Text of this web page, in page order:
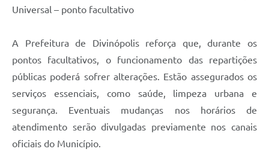
Universal – ponto facultativo
A Prefeitura de Divinópolis reforça que, durante os
pontos facultativos, o funcionamento das repartições
públicas poderá sofrer alterações. Estão assegurados os
serviços essenciais, como saúde, limpeza urbana e
segurança. Eventuais mudanças nos horários de
atendimento serão divulgadas previamente nos canais
oficiais do Município.